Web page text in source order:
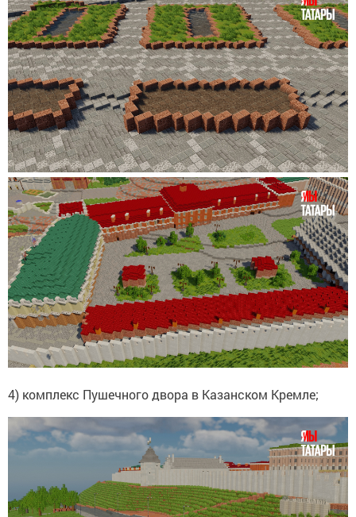
4) комплекс Пушечного двора в Казанском Кремле;